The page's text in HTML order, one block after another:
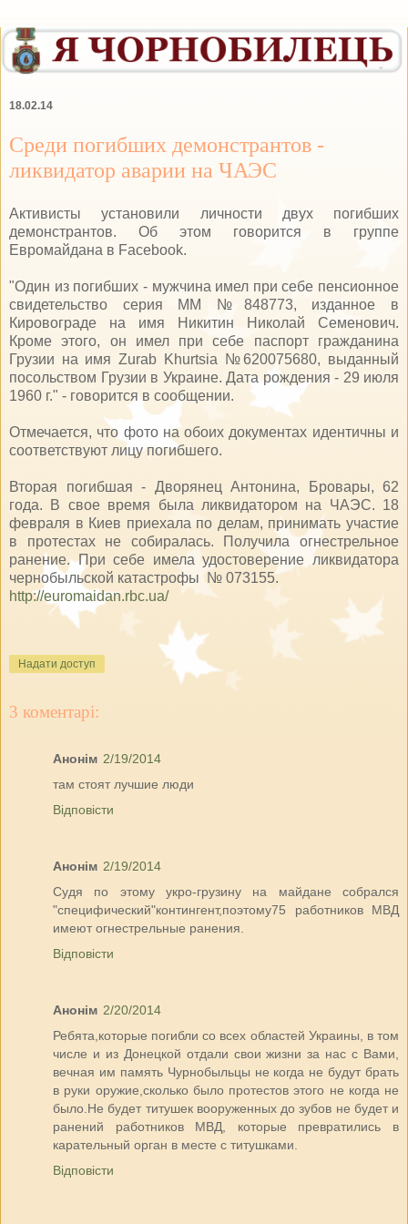
18.02.14
Среди погибших демонстрантов -
ликвидатор аварии на ЧАЭС
Активисты установили личности двух погибших
демонстрантов. Об этом говорится в группе
Евромайдана в Facebook.
"Один из погибших - мужчина имел при себе пенсионное
свидетельство серия ММ №848773, изданное в
Кировограде на имя Никитин Николай Семенович.
Кроме этого, он имел при себе паспорт гражданина
Грузии на имя Zurab Khurtsia №620075680, выданный
посольством Грузии в Украине. Дата рождения - 29 июля
1960 г." - говорится в сообщении.
Отмечается, что фото на обоих документах идентичны и
соответствуют лицу погибшего.
Вторая погибшая - Дворянец Антонина, Бровары, 62
года. В свое время была ликвидатором на ЧАЭС. 18
февраля в Киев приехала по делам, принимать участие
в протестах не собиралась. Получила огнестрельное
ранение. При себе имела удостоверение ликвидатора
чернобыльской катастрофы № 073155.
http://euromaidan.rbc.ua/
Надати доступ
3 коментарі:
Анонім 2/19/2014
там стоят лучшие люди
Відповісти
Анонім 2/19/2014
Судя по этому укро-грузину на майдане собрался
"специфический"контингент,поэтому75 работников МВД
имеют огнестрельные ранения.
Відповісти
Анонім 2/20/2014
Ребята,которые погибли со всех областей Украины, в том
числе и из Донецкой отдали свои жизни за нас с Вами,
вечная им память Чурнобыльцы не когда не будут брать
в руки оружие,сколько было протестов этого не когда не
было.Не будет титушек вооруженных до зубов не будет и
ранений работников МВД, которые превратились в
карательный орган в месте с титушками.
Відповісти